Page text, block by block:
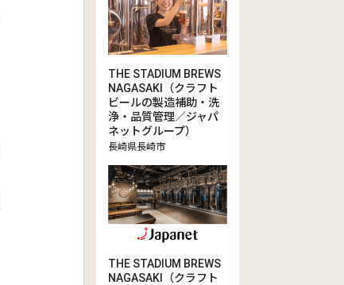
THE STADIUM BREWS
NAGASAKI（クラフト
ビールの製造補助・洗
浄・品質管理／ジャパ
ネットグループ）
長崎県長崎市
THE STADIUM BREWS
NAGASAKI（クラフト